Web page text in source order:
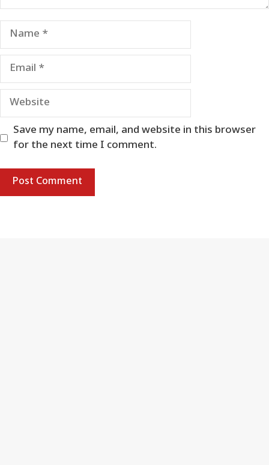
Name
Email
Website
Save my name, email, and website in this browser
for the next time I comment.